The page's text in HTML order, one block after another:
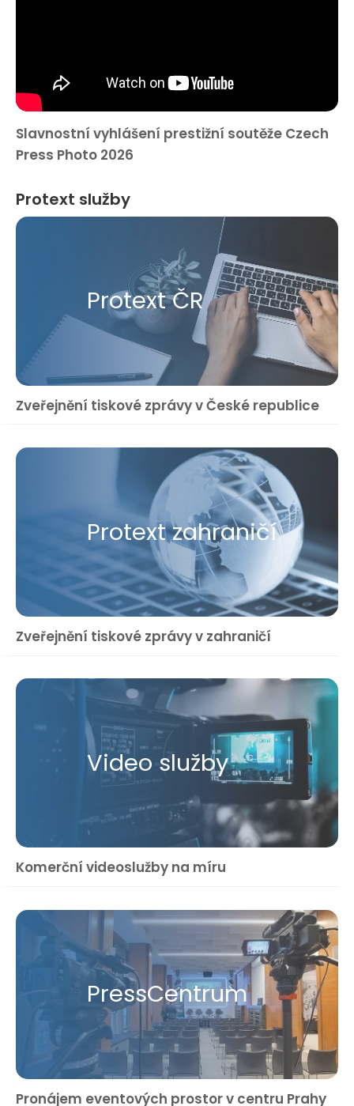
Slavnostní vyhlášení prestižní soutěže Czech
Press Photo 2026
Protext služby
Protext ČR
Zveřejnění tiskové zprávy v České republice
Protext zahraničí
Zveřejnění tiskové zprávy v zahraničí
Video služby
Komerční videoslužby na míru
Press​Centrum
Pronájem eventových prostor v centru Prahy